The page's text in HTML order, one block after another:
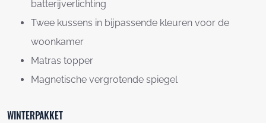
batterijverlichting
Twee kussens in bijpassende kleuren voor de
woonkamer
Matras topper
Magnetische vergrotende spiegel
WINTERPAKKET